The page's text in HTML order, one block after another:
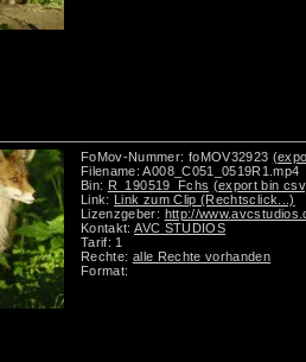
FoMov-Nummer: foMOV32923
Filename: A008_C051_0519R1.mp4
Bin: R_190519_Fchs (export bin
Link: Link zum Clip (Rechtsclick...)
Lizenzgeber: http://
Kontakt:AVC STUDIOS
Tarif: 1
Rechte: alle Rechte vorhanden
Format: